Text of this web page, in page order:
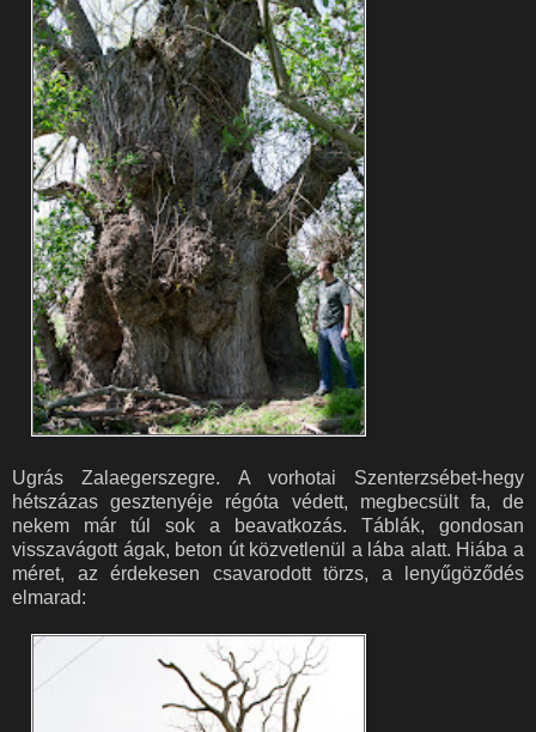
Ugrás Zalaegerszegre. A vorhotai Szenterzsébet-hegy
hétszázas gesztenyéje régóta védett, megbecsült fa, de
nekem már túl sok a beavatkozás. Táblák, gondosan
visszavágott ágak, beton út közvetlenül a lába alatt. Hiába a
méret, az érdekesen csavarodott törzs, a lenyűgöződés
elmarad: